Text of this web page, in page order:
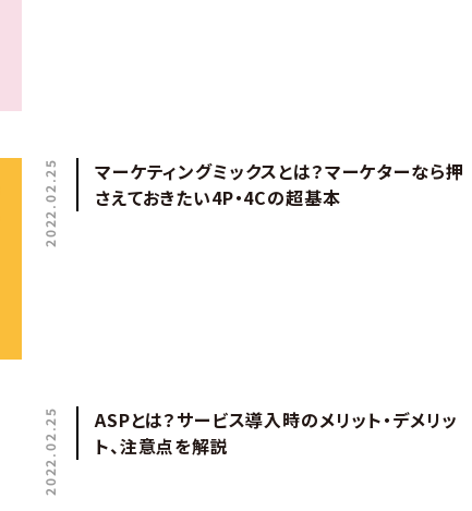
2022.02.25
マーケティングミックスとは？マーケターなら押
さえておきたい4P・4Cの超基本
2022.02.25
ASPとは？サービス導入時のメリット・デメリッ
ト、注意点を解説